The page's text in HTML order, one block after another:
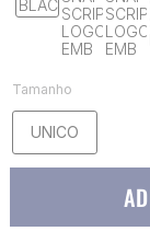
Tamanho
UNICO